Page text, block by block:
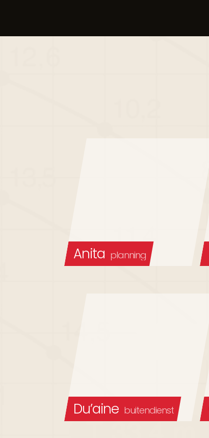
Anita planning
Du’aine buitendienst